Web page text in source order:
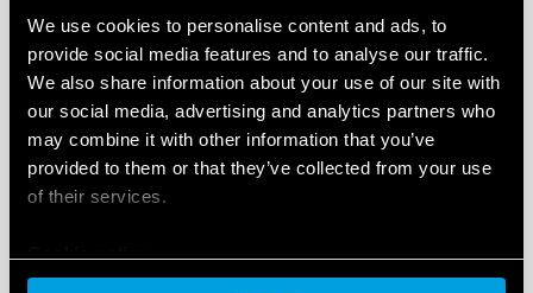
We use cookies to personalise content and ads, to
provide social media features and to analyse our traffic.
We also share information about your use of our site with
our social media, advertising and analytics partners who
may combine it with other information that you’ve
provided to them or that they’ve collected from your use
of their services.
DISCOVER MORE